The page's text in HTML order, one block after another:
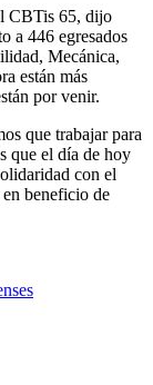
CBTis 65, dijo
a 446 egresados
Mecánica,
están más
por venir.
que trabajar para
que el día de hoy
con el
beneficio de